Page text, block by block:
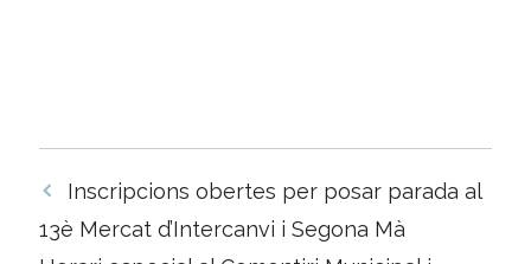
Navegació
per
Inscripcions obertes per posar parada al
13è Mercat d’Intercanvi i Segona Mà